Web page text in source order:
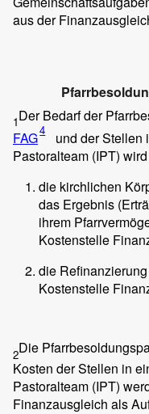
aus der
1Der Bedarf der
FAG4
und der Stellen
Pastoralteam (IPT)
die kirchlichen
das Ergebnis
ihrem
Kostenstelle
die
Kostenstelle
2Die
Kosten der Stellen in
Pastoralteam (IPT)
Finanzausgleich als